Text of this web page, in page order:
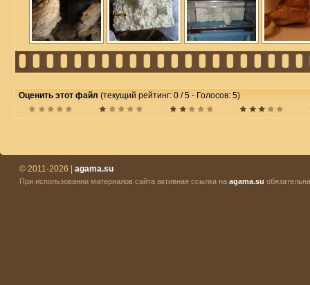
Оценить этот файл (текущий рейтинг: 0 / 5 - Голосов: 5)
© 2011-2026 | agama.su
При использовании материалов сайта активная ссылка на agama.su